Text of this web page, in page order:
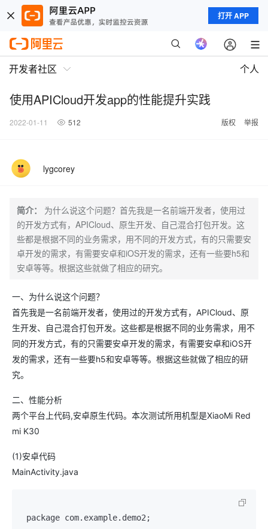
打开 APP
开发者社区 个人
使用APICloud开发app的性能提升实践
2022-01-11 512 版权 举报
lygcorey
简介：
为什么说这个问题？首先我是一名前端开发者，使用过
的开发方式有，APICloud、原生开发、自己混合打包开发。这
些都是根据不同的业务需求，用不同的开发方式，有的只需要安
卓开发的需求，有需要安卓和iOS开发的需求，还有一些要h5和
安卓等等。根据这些就做了相应的研究。
一、为什么说这个问题？
首先我是一名前端开发者，使用过的开发方式有，APICloud、原
生开发、自己混合打包开发。这些都是根据不同的业务需求，用不
同的开发方式，有的只需要安卓开发的需求，有需要安卓和iOS开
发的需求，还有一些要h5和安卓等等。根据这些就做了相应的研
究。
二、性能分析
两个平台上代码,安卓原生代码。本次测试所用机型是XiaoMi Red
mi K30
(1)安卓代码
MainActivity.java